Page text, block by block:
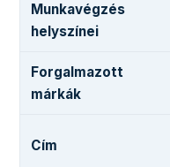
Munkavégzés
helyszínei
Forgalmazott
márkák
Cím